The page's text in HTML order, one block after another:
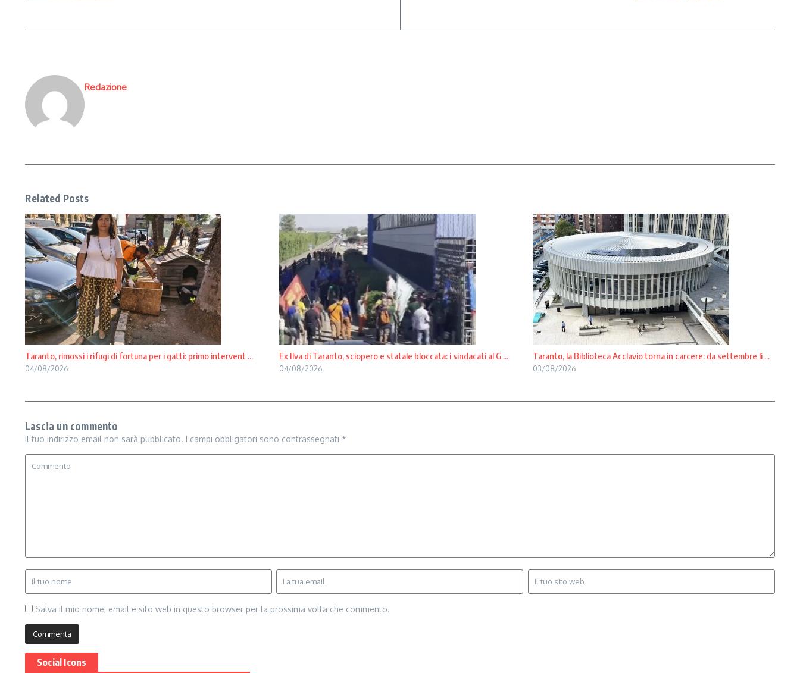
Redazione
Related Posts
Taranto, rimossi i rifugi di fortuna per i gatti: primo intervent ...
04/08/2026
Ex Ilva di Taranto, sciopero e statale bloccata: i sindacati al G ...
04/08/2026
Taranto, la Biblioteca Acclavio torna in carcere: da settembre li ...
03/08/2026
Lascia un commento
Il tuo indirizzo email non sarà pubblicato. I campi obbligatori sono contrassegnati *
Salva il mio nome, email e sito web in questo browser per la prossima volta che commento.
Social Icons